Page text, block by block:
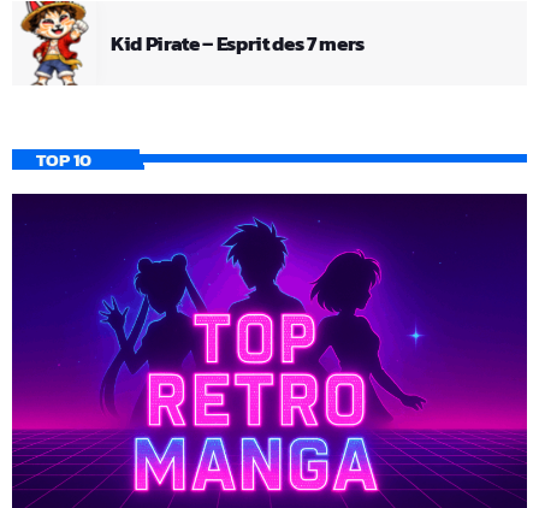
Kid Pirate – Esprit des 7 mers
TOP 10